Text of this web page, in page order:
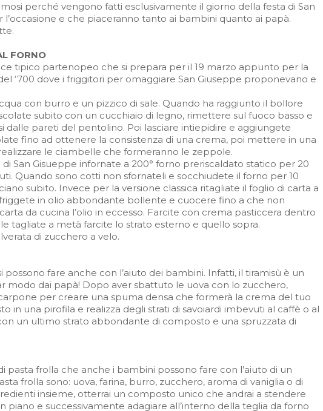
perché vengono fatti esclusivamente il giorno della festa di San
e che piaceranno tanto ai bambini quanto ai papà.
FORNO
tipico partenopeo che si prepara per il 19 marzo appunto per la
‘700 dove i friggitori per omaggiare San Giuseppe proponevano e
con burro e un pizzico di sale. Quando ha raggiunto il bollore
subito con un cucchiaio di legno, rimettere sul fuoco basso e
dalle pareti del pentolino. Poi lasciare intiepidire e aggiungete
fino ad ottenere la consistenza di una crema, poi mettere in una
le ciambelle che formeranno le zeppole.
San Gisueppe infornate a 200° forno preriscaldato statico per 20
Quando sono cotti non sfornateli e socchiudete il forno per 10
subito. Invece per la versione classica ritagliate il foglio di carta a
in olio abbondante bollente e cuocere fino a che non
da cucina l’olio in eccesso. Farcite con crema pasticcera dentro
tagliate a metà farcite lo strato esterno e quello sopra.
di zucchero a velo.
fare anche con l’aiuto dei bambini. Infatti, il tiramisù è un
modo dai papà! Dopo aver sbattuto le uova con lo zucchero,
per creare una spuma densa che formerà la crema del tuo
in una pirofila e realizza degli strati di savoiardi imbevuti al caffè o al
un ultimo strato abbondante di composto e una spruzzata di
pasta frolla che anche i bambini possono fare con l’aiuto di un
frolla sono: uova, farina, burro, zucchero, aroma di vaniglia o di
insieme, otterrai un composto unico che andrai a stendere
piano e successivamente adagiare all’interno della teglia da forno